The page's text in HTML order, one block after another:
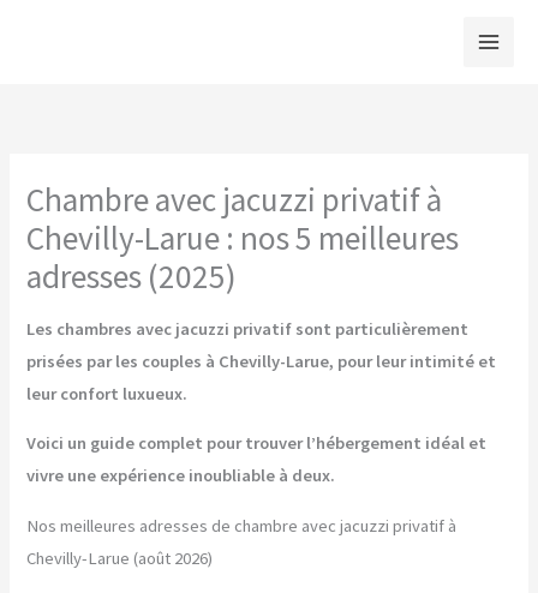
Chambre avec jacuzzi privatif à
Chevilly-Larue : nos 5 meilleures
adresses (2025)
Les chambres avec jacuzzi privatif sont particulièrement
prisées par les couples à Chevilly-Larue, pour leur intimité et
leur confort luxueux.
Voici un guide complet pour trouver l’hébergement idéal et
vivre une expérience inoubliable à deux.
Nos meilleures adresses de chambre avec jacuzzi privatif à
Chevilly-Larue (août 2026)